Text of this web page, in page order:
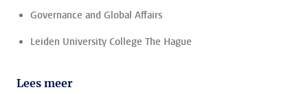
Governance and Global Affairs
Leiden University College The Hague
Lees meer